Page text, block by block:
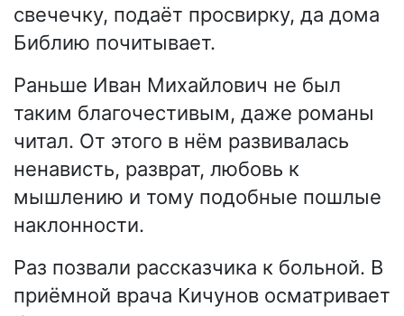
свечечку, подаёт просвирку, да дома
Библию почитывает.
Раньше Иван Михайлович не был
таким благочестивым, даже романы
читал. От этого в нём развивалась
ненависть, разврат, любовь к
мышлению и тому подобные пошлые
наклонности.
Раз позвали рассказчика к больной. В
приёмной врача Кичунов осматривает